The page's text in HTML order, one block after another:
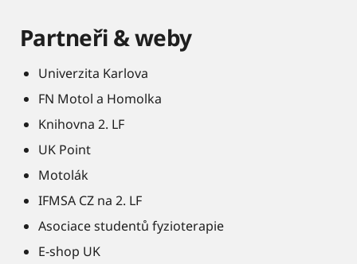
Partneři & weby
Univerzita Karlova
FN Motol a Homolka
Knihovna 2. LF
UK Point
Motolák
IFMSA CZ na 2. LF
Asociace studentů fyzioterapie
E-shop UK